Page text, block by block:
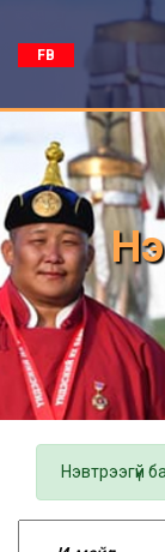
FB
Нэвтрээгүй